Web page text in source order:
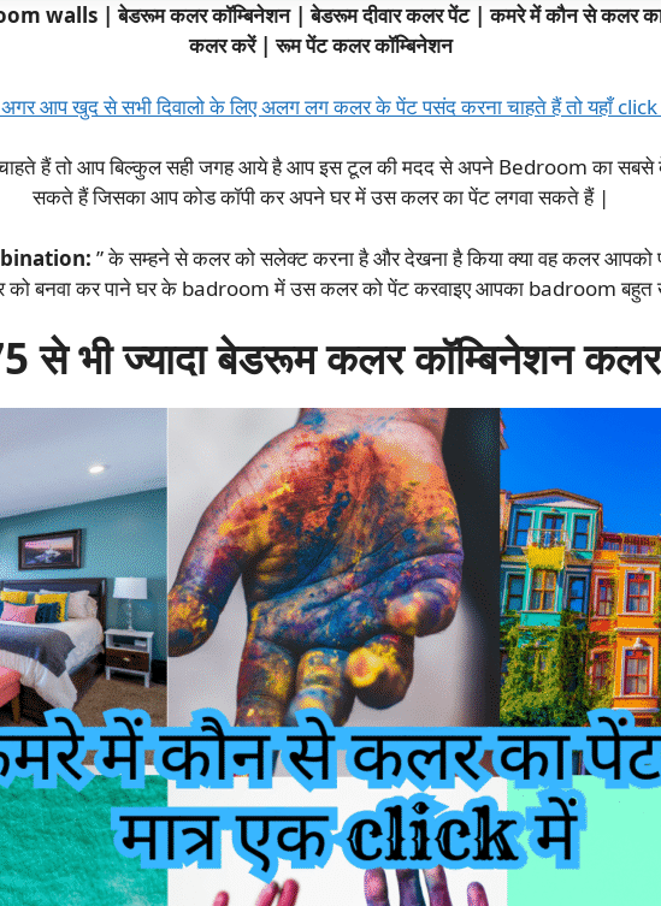
| बेडरूम कलर कॉम्बिनेशन | बेडरूम दीवार कलर पेंट | कमरे में कौन से कलर का
कलर करें | रूम पेंट कलर कॉम्बिनेशन
अगर आप खुद से सभी दिवालो के लिए अलग लग कलर के पेंट पसंद करना चाहते हैं तो यहाँ
चाहते हैं तो आप बिल्कुल सही जगह आये है आप इस टूल की मदद से अपने Bedroom का
सकते हैं जिसका आप कोड कॉपी कर अपने घर में उस कलर का पेंट लगवा सकते हैं |
” के सम्हने से कलर को सलेक्ट करना है और देखना है किया क्या वह कलर आपको
बनवा कर पाने घर के badroom में उस कलर को पेंट करवाइए आपका badroom बहुत
से भी ज्यादा बेडरूम कलर कॉम्बिनेशन कलर